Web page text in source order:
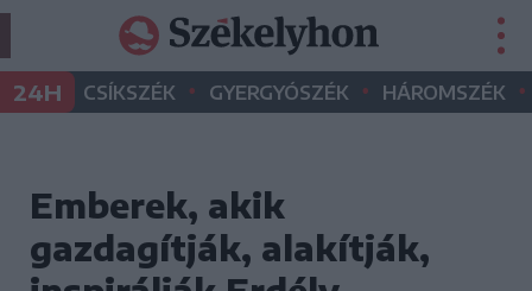
24H CSÍKSZÉK • GYERGYÓSZÉK • HÁROMSZÉK •
Emberek, akik
gazdagítják, alakítják,